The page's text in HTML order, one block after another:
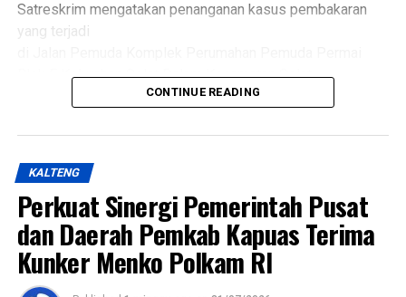
Messenger 0 Twitter/X 0
Satreskrim mengatakan penanganan kasus pembakaran
yang terjadi
Blok F Kelurahan Selat Dalam Kecamatan Selat.
setelah diduga sengaja membakar kamar barak tempat
Kapolres mengatakan kasus tersebut ditangani
berdasarkan Laporan Polisi Nomor
LP/B/32/VII/2026/SPKT/Polres Kapuas/Polda
Kalimantan Tengah tertanggal 20 Juli 2026.
CONTINUE READING
KALTENG
Perkuat Sinergi Pemerintah Pusat
dan Daerah Pemkab Kapuas Terima
Kunker Menko Polkam RI